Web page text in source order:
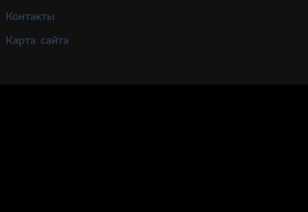
Контакты
Карта сайта